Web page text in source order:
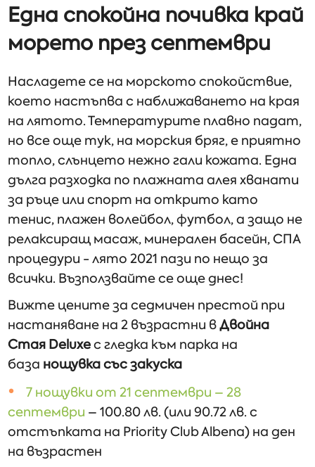
Една спокойна почивка край
морето през септември
Насладете се на морското спокойствие,
което настъпва с наближаването на края
на лятото. Температурите плавно падат,
но все още тук, на морския бряг, е приятно
топло, слънцето нежно гали кожата. Една
дълга разходка по плажната алея хванати
за ръце или спорт на открито като
тенис, плажен волейбол, футбол, а защо не
релаксиращ масаж, минерален басейн, СПА
процедури - лято 2021 пази по нещо за
всички. Възползвайте се още днес!
Вижте цените за седмичен престой при
настаняване на 2 възрастни вДвойна
Стая Deluxeс гледка към парка на
база нощувка със закуска
7 нощувки от 21 септември – 28
септември – 100.80 лв. (или 90.72 лв. с
отстъпката на Priority Club Albena) на ден
на възрастен